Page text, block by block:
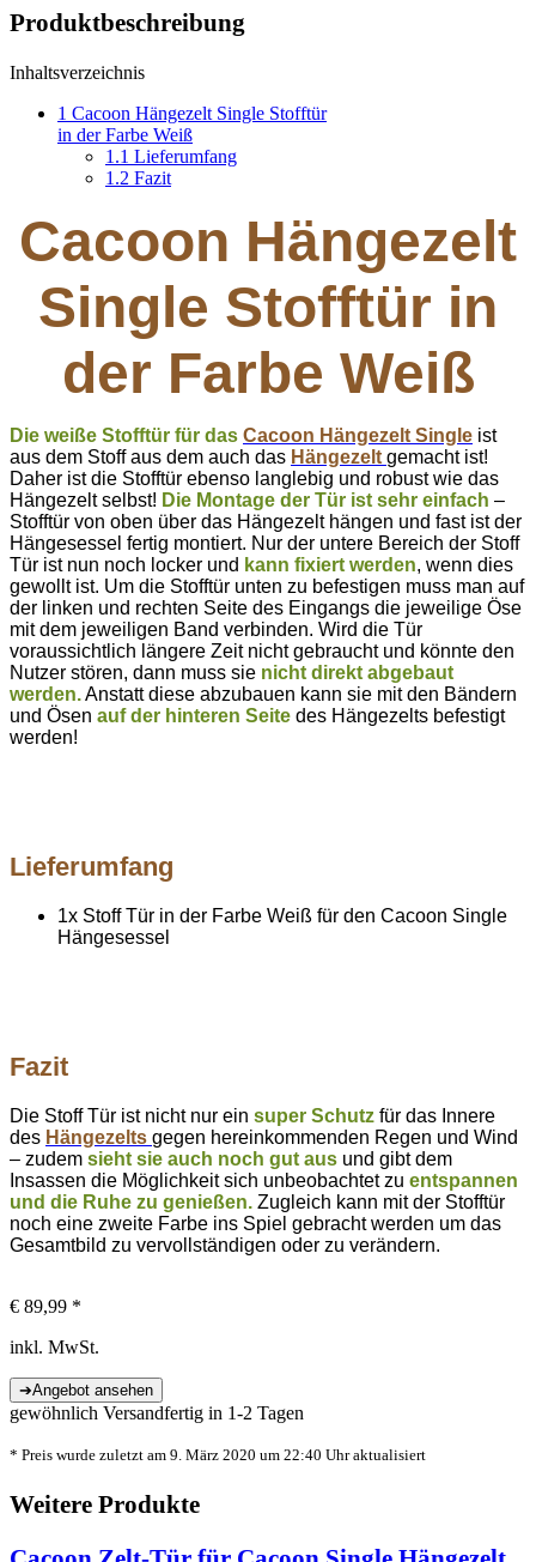
Produktbeschreibung
Inhaltsverzeichnis
1 Cacoon Hängezelt Single Stofftür
in der Farbe Weiß
1.1 Lieferumfang
1.2 Fazit
Cacoon Hängezelt
Single Stofftür in
der Farbe Weiß
Die weiße Stofftür für das Cacoon Hängezelt Single ist
aus dem Stoff aus dem auch das Hängezelt gemacht ist!
Daher ist die Stofftür ebenso langlebig und robust wie das
Hängezelt selbst! Die Montage der Tür ist sehr einfach –
Stofftür von oben über das Hängezelt hängen und fast ist der
Hängesessel fertig montiert. Nur der untere Bereich der Stoff
Tür ist nun noch locker und kann fixiert werden, wenn dies
gewollt ist. Um die Stofftür unten zu befestigen muss man auf
der linken und rechten Seite des Eingangs die jeweilige Öse
mit dem jeweiligen Band verbinden. Wird die Tür
voraussichtlich längere Zeit nicht gebraucht und könnte den
Nutzer stören, dann muss sie nicht direkt abgebaut
werden.Anstatt diese abzubauen kann sie mit den Bändern
und Ösen auf der hinteren Seite des Hängezelts befestigt
werden!
Lieferumfang
1x Stoff Tür in der Farbe Weiß für den Cacoon Single
Hängesessel
Fazit
Die Stoff Tür ist nicht nur ein super Schutz für das Innere
des Hängezelts gegen hereinkommenden Regen und Wind
– zudem sieht sie auch noch gut aus und gibt dem
Insassen die Möglichkeit sich unbeobachtet zu entspannen
und die Ruhe zu genießen. Zugleich kann mit der Stofftür
noch eine zweite Farbe ins Spiel gebracht werden um das
Gesamtbild zu vervollständigen oder zu verändern.
€ 89,99 *
inkl. MwSt.
gewöhnlich Versandfertig in 1-2 Tagen
* Preis wurde zuletzt am 9. März 2020 um 22:40 Uhr aktualisiert
Weitere Produkte